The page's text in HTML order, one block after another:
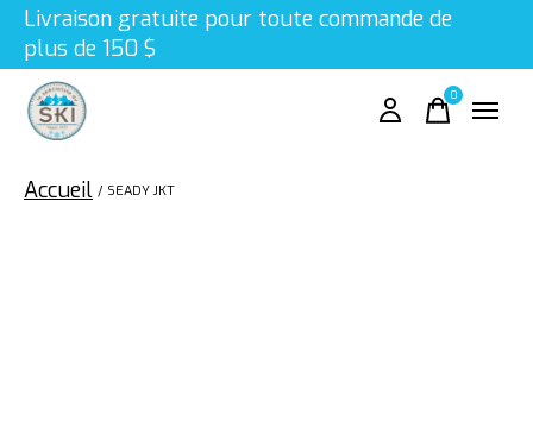
Livraison gratuite pour toute commande de
plus de 150 $
0items
Accueil / SEADY JKT